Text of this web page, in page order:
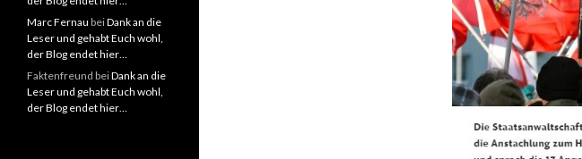
Marc Fernau beiDank an die
Leser und gehabt Euch wohl,
der Blog endet hier…
Faktenfreund beiDank an die
Leser und gehabt Euch wohl,
der Blog endet hier…